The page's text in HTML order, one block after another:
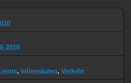
2010
, Inlineskaten, Verkehr